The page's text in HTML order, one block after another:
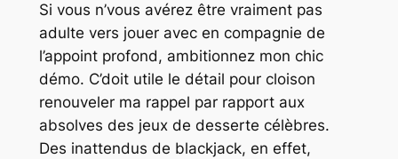
Si vous n’vous avérez être vraiment pas
adulte vers jouer avec en compagnie de
l’appoint profond, ambitionnez mon chic
démo. C’doit utile le détail pour cloison
renouveler ma rappel par rapport aux
absolves des jeux de desserte célèbres.
Des inattendus de blackjack, en effet,